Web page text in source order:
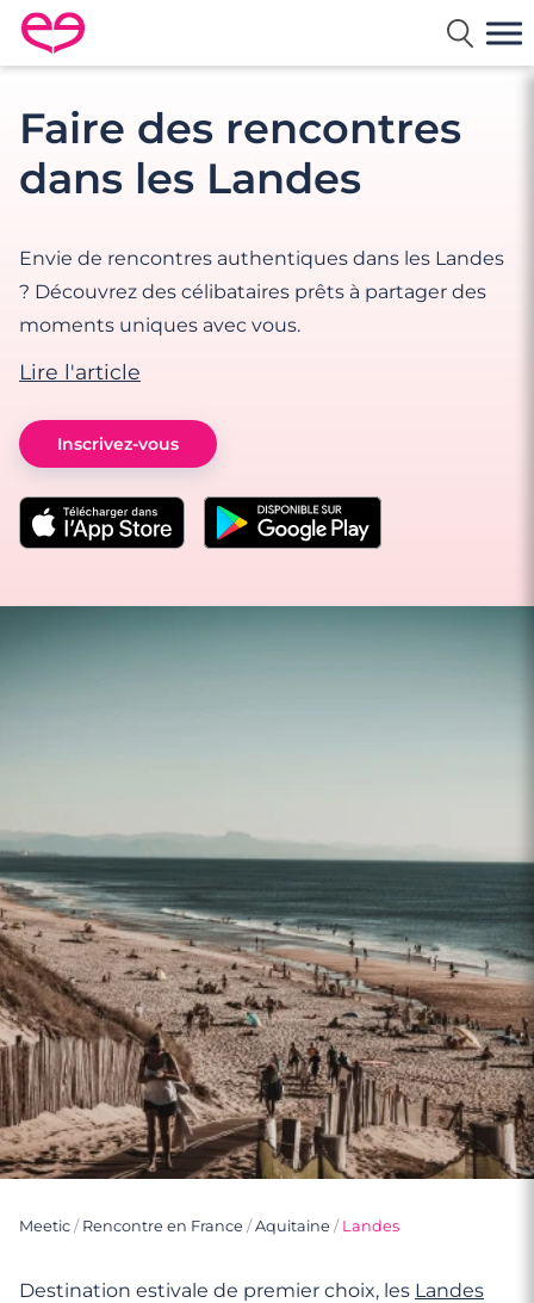
Rencontre en France avec Meetic
Faire des rencontres
dans les Landes
Envie de rencontres authentiques dans les Landes
? Découvrez des célibataires prêts à partager des
moments uniques avec vous.
Lire l'article
Inscrivez-vous
Meetic / Rencontre en France /Aquitaine / Landes
Destination estivale de premier choix, les Landes